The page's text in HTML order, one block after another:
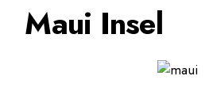
Maui Insel